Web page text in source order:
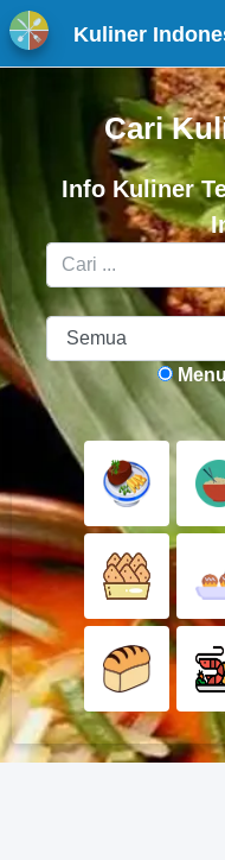
Kuliner
Cari
Info Kuliner
Menu